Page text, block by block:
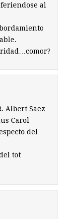
al
Albert Saez
Carol
del
tot